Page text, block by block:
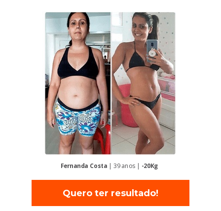
Quero ter resultado!
Fernanda Costa | 39 anos | -20Kg